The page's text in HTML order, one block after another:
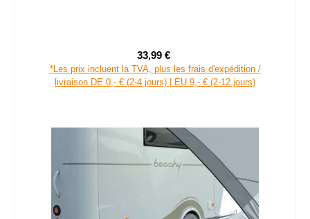
Prix de vente :
33,99 €
*Les prix incluent la TVA, plus les frais d'expédition /
livraison DE 0,- € (2-4 jours) | EU 9,- € (2-12 jours)